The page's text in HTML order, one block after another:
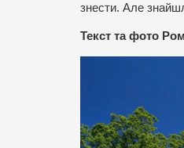
знести. Але
Текст та фото